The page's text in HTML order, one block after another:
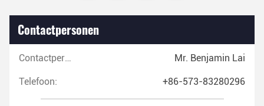
Contactpersonen
Contactpersonen: Mr. Benjamin Lai
Telefoon: +86-573-83280296